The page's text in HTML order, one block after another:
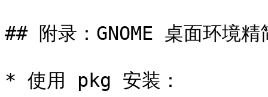
## 附录：GNOME 桌面环境精
* 使用 pkg 安装：